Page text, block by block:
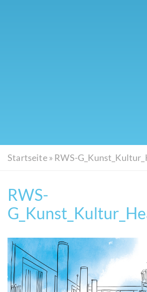
Startseite» RWS-
RWS-